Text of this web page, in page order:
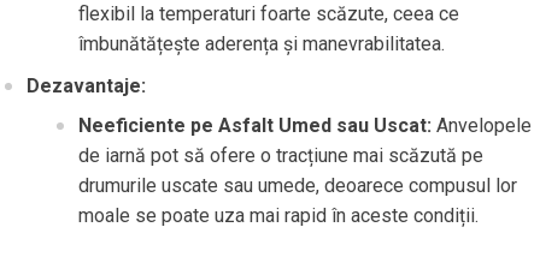
flexibil la temperaturi foarte scăzute, ceea ce
îmbunătățește aderența și manevrabilitatea.
Dezavantaje:
Neeficiente pe Asfalt Umed sau Uscat: Anvelopele
de iarnă pot să ofere o tracțiune mai scăzută pe
drumurile uscate sau umede, deoarece compusul lor
moale se poate uza mai rapid în aceste condiții.